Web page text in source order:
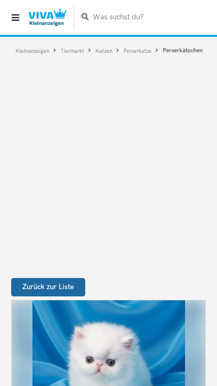
Was suchst du?
Kleinanzeigen Tiermarkt Katzen Perserkatze Perserkätzchen
Zurück zur Liste